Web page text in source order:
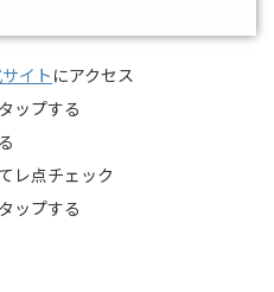
イト にアクセス
ップする
レ点チェック
ップする